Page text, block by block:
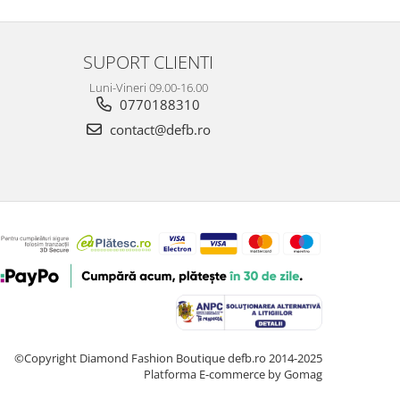
SUPORT CLIENTI
Luni-Vineri 09.00-16.00
0770188310
contact@defb.ro
©Copyright Diamond Fashion Boutique defb.ro 2014-2025
Platforma E-commerce by Gomag